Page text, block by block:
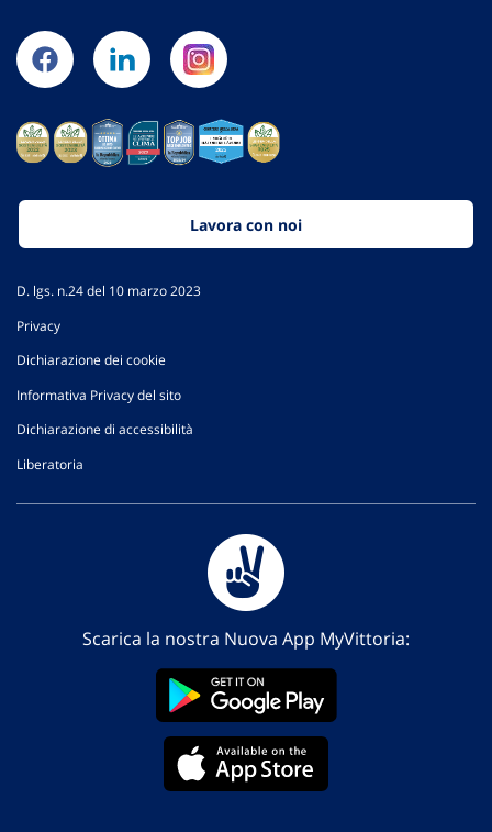
Lavora con noi
D. lgs. n.24 del 10 marzo 2023
Privacy
Dichiarazione dei cookie
Informativa Privacy del sito
Dichiarazione di accessibilità
Liberatoria
Scarica la nostra Nuova App MyVittoria: